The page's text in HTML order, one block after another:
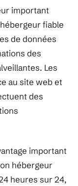
important
fiable
de données
des
Les
au site web et
des
important
hébergeur
heures sur 24,